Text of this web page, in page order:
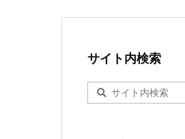
サイト内検索